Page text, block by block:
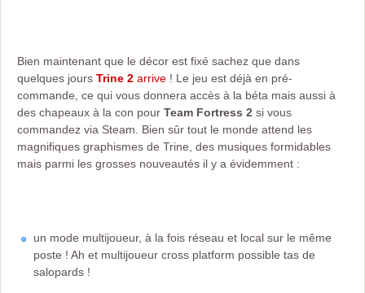
Bien maintenant que le décor est fixé sachez que dans
quelques jours Trine 2 arrive ! Le jeu est déjà en pré-
commande, ce qui vous donnera accès à la béta mais aussi à
des chapeaux à la con pour Team Fortress 2 si vous
commandez via Steam. Bien sûr tout le monde attend les
magnifiques graphismes de Trine, des musiques formidables
mais parmi les grosses nouveautés il y a évidemment :
un mode multijoueur, à la fois réseau et local sur le même
poste ! Ah et multijoueur cross platform possible tas de
salopards !